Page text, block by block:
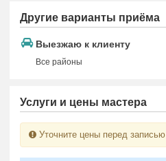
Другие варианты приёма
Выезжаю к клиенту
Все районы
Услуги и цены мастера
Уточните цены перед записью